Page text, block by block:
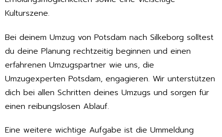
Kulturszene.
Bei deinem Umzug von Potsdam nach Silkeborg solltest
du deine Planung rechtzeitig beginnen und einen
erfahrenen Umzugspartner wie uns, die
Umzugexperten Potsdam, engagieren. Wir unterstützen
dich bei allen Schritten deines Umzugs und sorgen für
einen reibungslosen Ablauf.
Eine weitere wichtige Aufgabe ist die Ummeldung